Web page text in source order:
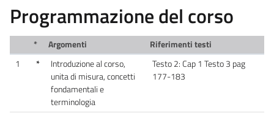
Programmazione del corso
* Argomenti
Riferimenti testi
1
*
Introduzione al corso,
unita di misura, concetti
fondamentali e
terminologia
Testo 2: Cap 1 Testo 3 pag
177-183